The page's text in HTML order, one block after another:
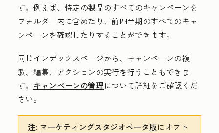
す。例えば、特定の製品のすべてのキャンペーンを
フォルダー内に含めたり、前四半期のすべてのキャ
ンペーンを確認したりすることができます。
同じインデックスページから、キャンペーンの複
製、編集、アクションの実行を行うこともできま
す。 キャンペーンの管理について詳細をご確認くだ
さい。
注: マーケティングスタジオベータ版にオプト